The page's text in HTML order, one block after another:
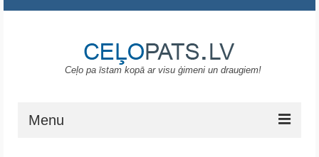
Ceļo pa īstam kopā ar visu ģimeni un draugiem!
Menu